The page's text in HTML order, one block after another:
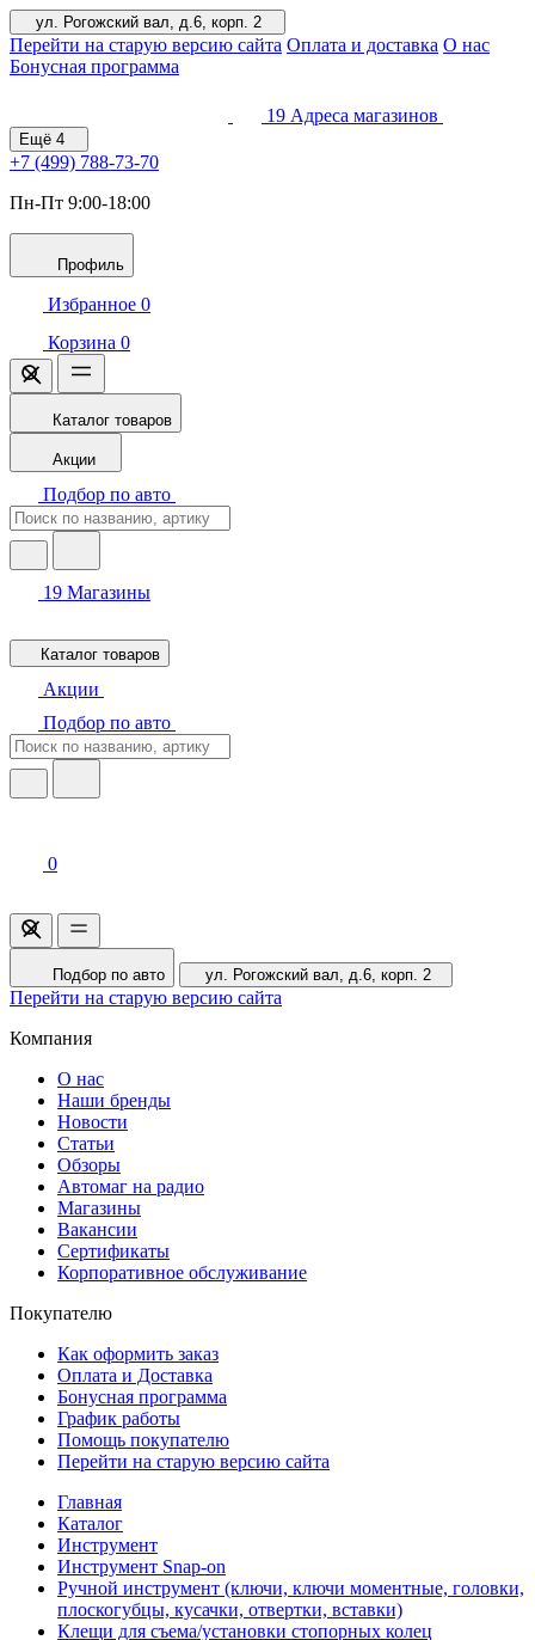
ул. Рогожский вал, д.6, корп. 2
Перейти на старую версию сайта Оплата и доставка О нас
Бонусная программа
19 Адреса магазинов
Ещё 4
+7 (499) 788-73-70
Пн-Пт 9:00-18:00
Профиль
Избранное 0
Корзина 0
Каталог товаров
Акции
Подбор по авто
19 Магазины
Каталог товаров
Акции
Подбор по авто
0
Подбор по авто ул. Рогожский вал, д.6, корп. 2
Перейти на старую версию сайта
Компания
О нас
Наши бренды
Новости
Статьи
Обзоры
Автомаг на радио
Магазины
Вакансии
Сертификаты
Корпоративное обслуживание
Покупателю
Как оформить заказ
Оплата и Доставка
Бонусная программа
График работы
Помощь покупателю
Перейти на старую версию сайта
Главная
Каталог
Инструмент
Инструмент Snap-on
Ручной инструмент (ключи, ключи моментные, головки,
плоскогубцы, кусачки, отвертки, вставки)
Клещи для съема/установки стопорных колец